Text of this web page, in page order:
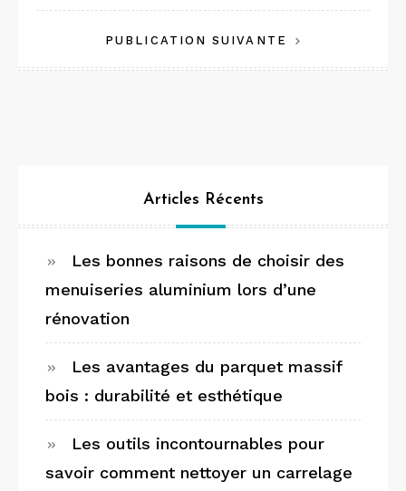
de
l’articlePUBLICATION SUIVANTE
Articles Récents
Les bonnes raisons de choisir des
menuiseries aluminium lors d’une
rénovation
Les avantages du parquet massif
bois : durabilité et esthétique
Les outils incontournables pour
savoir comment nettoyer un carrelage